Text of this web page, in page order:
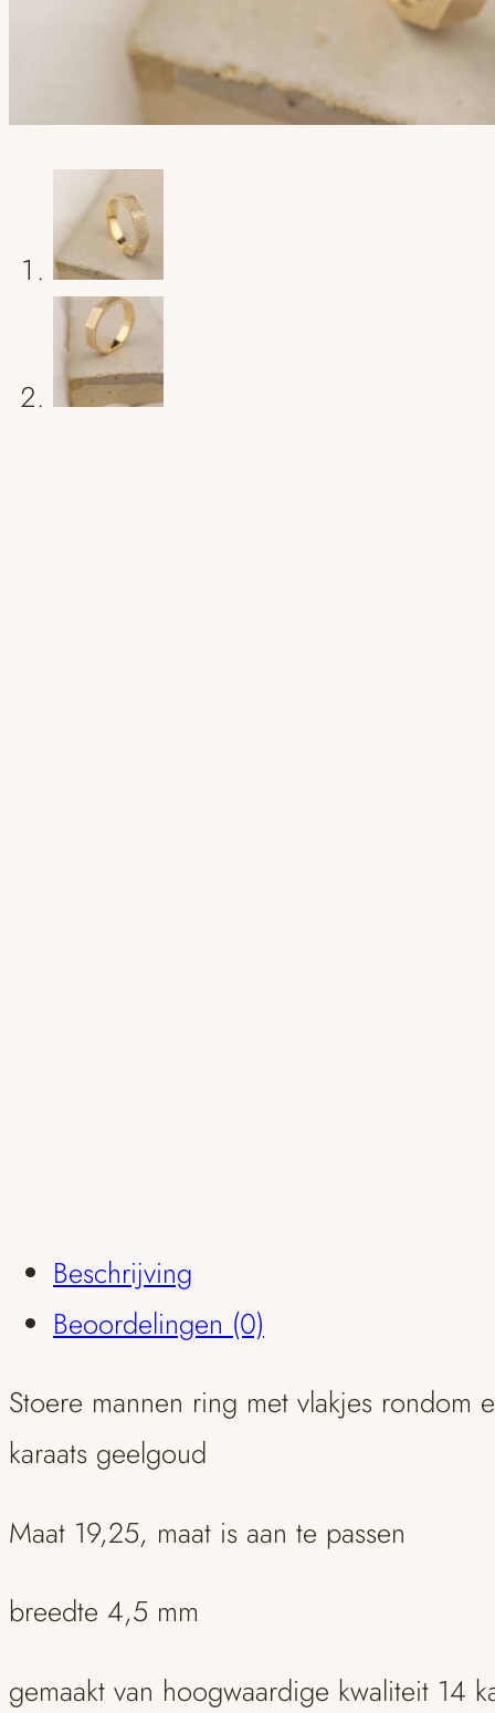
Beschrijving
Beoordelingen (0)
Stoere mannen ring met vlakjes rondom
karaats geelgoud
Maat 19,25, maat is aan te passen
breedte 4,5 mm
gemaakt van hoogwaardige kwaliteit